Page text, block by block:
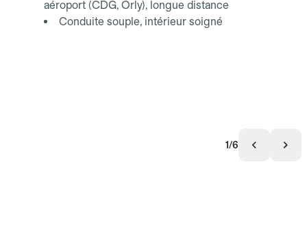
aéroport (CDG, Orly), longue distance
Conduite souple, intérieur soigné
1/6